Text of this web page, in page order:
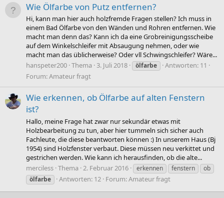
Wie Ölfarbe von Putz entfernen?
Hi, kann man hier auch holzfremde Fragen stellen? Ich muss in
einem Bad Ölfarbe von den Wänden und Rohren entfernen. Wie
macht man denn das? Kann ich da eine Grobreinigungsscheibe
auf dem Winkelschleifer mit Absaugung nehmen, oder wie
macht man das üblicherweise? Oder vll Schwingschleifer? Wäre...
hanspeter200 Thema 3. Juli 2018 ölfarbe
Antworten: 11
Forum:Amateur fragt
Wie erkennen, ob Ölfarbe auf alten Fenstern
ist?
Hallo, meine Frage hat zwar nur sekundär etwas mit
Holzbearbeitung zu tun, aber hier tummeln sich sicher auch
Fachleute, die diese beantworten können :) In unserem Haus (Bj
1954) sind Holzfenster verbaut. Diese müssen neu verkittet und
gestrichen werden. Wie kann ich herausfinden, ob die alte...
merciless Thema 2. Februar 2016 erkennen fenstern
ob
ölfarbe
Antworten: 12 Forum:Amateur fragt